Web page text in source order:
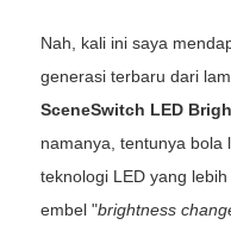
Nah, kali ini saya
generasi terbaru dari
SceneSwitch LED
namanya, tentunya bola
teknologi LED yang
embel "brightness